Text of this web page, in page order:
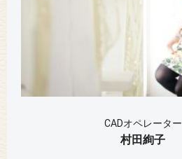
CADオペレーター
村田絢子